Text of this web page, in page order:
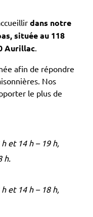
dans notre
située au 118
Aurillac.
afin de répondre
Nos
le plus de
et 14 h – 19 h,
h.
et 14 h – 18 h,